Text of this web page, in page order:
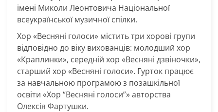
імені Миколи Леонтовича Національної
всеукраїнської музичної спілки.
Хор «Весняні голоси» містить три хорові групи
відповідно до віку вихованців: молодший хор
«Краплинки», середній хор «Весняні дзвіночки»,
старший хор «Весняні голоси». Гурток працює
за навчальною програмою з позашкільної
освіти «Хор “Весняні голоси”» авторства
Олексія Фартушки.